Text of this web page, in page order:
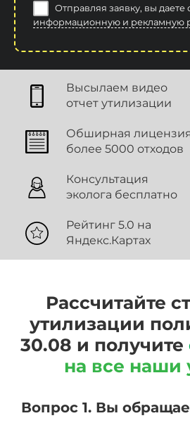
Отправляя заявку, вы даете
информационную и рекламную
Высылаем видео
отчет утилизации
Обширная лицензия
более 5000 отходов
Консультация
эколога бесплатно
Рейтинг 5.0 на
Яндекс.Картах
Рассчитайте
утилизации
30.08 и получите
на все наши
Вопрос 1. Вы